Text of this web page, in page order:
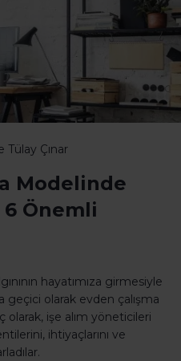
Tülay Çınar
Modelinde
Önemli
hayatımıza girmesiyle
geçici olarak evden çalışma
işe alım yöneticileri
ihtiyaçlarını ve